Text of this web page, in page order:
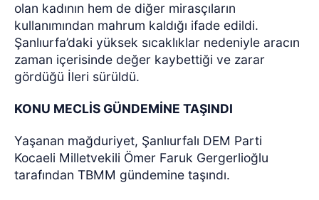
olan kadının hem de diğer mirasçıların
kullanımından mahrum kaldığı ifade edildi.
Şanlıurfa’daki yüksek sıcaklıklar nedeniyle aracın
zaman içerisinde değer kaybettiği ve zarar
gördüğü İleri sürüldü.
KONU MECLİS GÜNDEMİNE TAŞINDI
Yaşanan mağduriyet, Şanlıurfalı DEM Parti
Kocaeli Milletvekili Ömer Faruk Gergerlioğlu
tarafından TBMM gündemine taşındı.